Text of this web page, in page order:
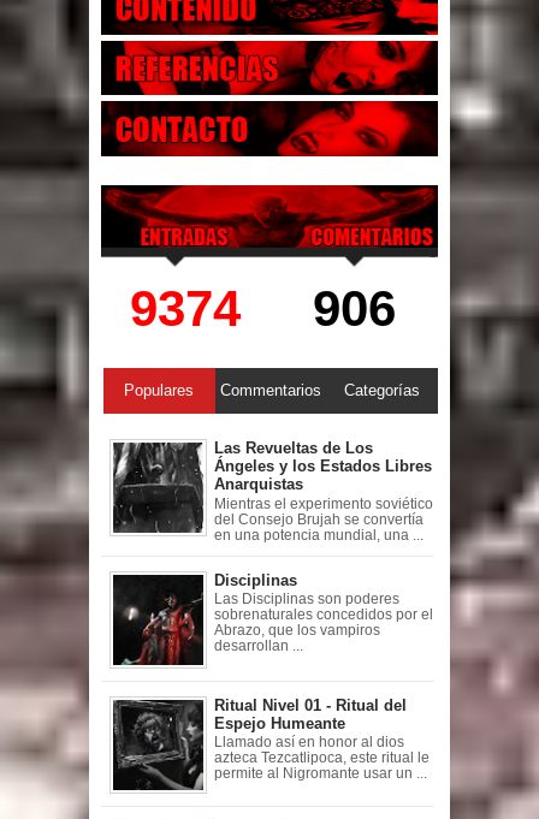
9374 906
Populares Commentarios Categorías
Las Revueltas de Los
Ángeles y los Estados Libres
Anarquistas
Mientras el experimento soviético
del Consejo Brujah se convertía
en una potencia mundial, una ...
Disciplinas
Las Disciplinas son poderes
sobrenaturales concedidos por el
Abrazo, que los vampiros
desarrollan ...
Ritual Nivel 01 - Ritual del
Espejo Humeante
Llamado así en honor al dios
azteca Tezcatlipoca, este ritual le
permite al Nigromante usar un ...